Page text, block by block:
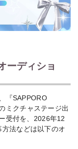
ーディショ
『SAPPORO
ミクチャステージ出
受付を、2026年12
法などは以下のオ